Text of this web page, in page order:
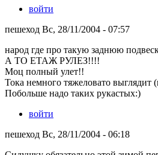
войти
пешеход Вс, 28/11/2004 - 07:57
народ где про такую заднюю
А ТО ЕТАЖ РУЛЕЗ!!!!
Моц полный улет!!
Тока немного тяжеловато выглядит
Побольше надо таких рукастых:)
войти
пешеход Вс, 28/11/2004 - 06:18